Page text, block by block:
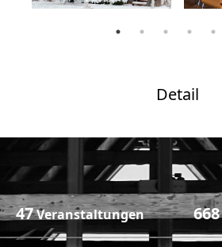
Detail
48Veranstaltungen 755